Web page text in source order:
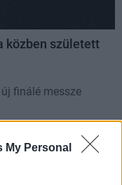
My Personal
közben született
finálé messze